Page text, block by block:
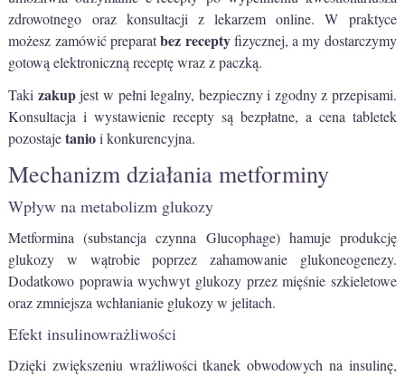
zdrowotnego oraz konsultacji z lekarzem online. W praktyce
możesz zamówić preparatbez receptyfizycznej, a my dostarczymy
gotową elektroniczną receptę wraz z paczką.
Taki zakupjest w pełni legalny, bezpieczny i zgodny z przepisami.
Konsultacja i wystawienie recepty są bezpłatne, a cena tabletek
pozostajetanioi konkurencyjna.
Mechanizm działania metforminy
Wpływ na metabolizm glukozy
Metformina (substancja czynna Glucophage) hamuje produkcję
glukozy w wątrobie poprzez zahamowanie glukoneogenezy.
Dodatkowo poprawia wychwyt glukozy przez mięśnie szkieletowe
oraz zmniejsza wchłanianie glukozy w jelitach.
Efekt insulinowrażliwości
Dzięki zwiększeniu wrażliwości tkanek obwodowych na insulinę,